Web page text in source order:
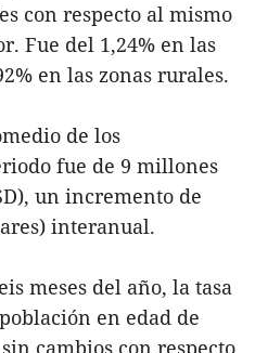
con respecto al mismo
Fue del 1,24% en las
en las zonas rurales.
de los
fue de 9 millones
un incremento de
interanual.
meses del año, la tasa
en edad de